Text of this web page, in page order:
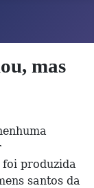
mas
produzida
santos da